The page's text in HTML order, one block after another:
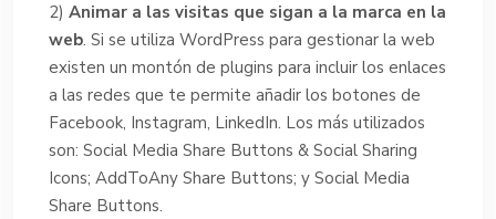
2) Animar a las visitas que sigan a la marca en la
web. Si se utiliza WordPress para gestionar la web
existen un montón de plugins para incluir los enlaces
a las redes que te permite añadir los botones de
Facebook, Instagram, LinkedIn. Los más utilizados
son: Social Media Share Buttons & Social Sharing
Icons; AddToAny Share Buttons; y Social Media
Share Buttons.